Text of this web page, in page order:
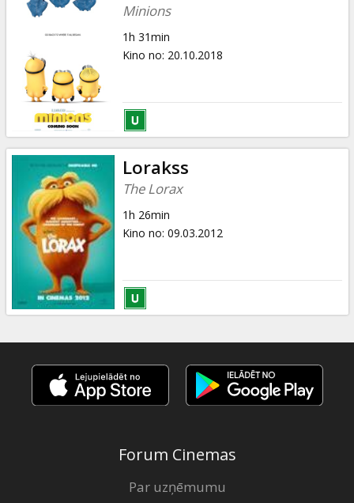
Minions
1h 31min
Kino no: 20.10.2018
Lorakss
The Lorax
1h 26min
Kino no: 09.03.2012
Forum Cinemas
Par uzņēmumu